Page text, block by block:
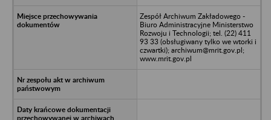
Zespół Archiwum Zakładowego -
Biuro Administracyjne Ministerstwo
Rozwoju i Technologii; tel. (22) 411
93 33 (obsługiwany tylko we wtorki i
czwartki); archiwum@mrit.gov.pl;
www.mrit.gov.pl